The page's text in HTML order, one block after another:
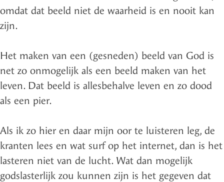
omdat dat beeld niet de waarheid is en nooit kan
zijn.
Het maken van een (gesneden) beeld van God is
net zo onmogelijk als een beeld maken van het
leven. Dat beeld is allesbehalve leven en zo dood
als een pier.
Als ik zo hier en daar mijn oor te luisteren leg, de
kranten lees en wat surf op het internet, dan is het
lasteren niet van de lucht. Wat dan mogelijk
godslasterlijk zou kunnen zijn is het gegeven dat